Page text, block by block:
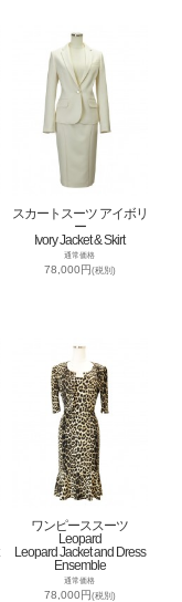
スカートスーツ アイボリ
ー
Ivory Jacket & Skirt
通常価格
78,000円(税別)
ワンピーススーツ
Leopard
Leopard Jacket and Dress
Ensemble
通常価格
78,000円(税別)